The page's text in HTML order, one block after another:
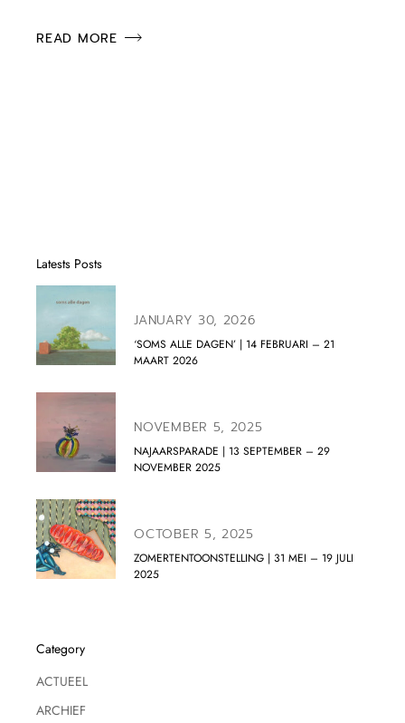
READ MORE
Latests Posts
JANUARY 30, 2026
‘SOMS ALLE DAGEN’ | 14 FEBRUARI – 21
MAART 2026
NOVEMBER 5, 2025
NAJAARSPARADE | 13 SEPTEMBER – 29
NOVEMBER 2025
OCTOBER 5, 2025
ZOMERTENTOONSTELLING | 31 MEI – 19 JULI
2025
Category
ACTUEEL
ARCHIEF